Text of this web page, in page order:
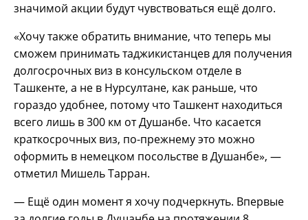
значимой акции будут чувствоваться ещё долго.
«Хочу также обратить внимание, что теперь мы
сможем принимать таджикистанцев для получения
долгосрочных виз в консульском отделе в
Ташкенте, а не в Нурсултане, как раньше, что
гораздо удобнее, потому что Ташкент находиться
всего лишь в 300 км от Душанбе. Что касается
краткосрочных виз, по-прежнему это можно
оформить в немецком посольстве в Душанбе», —
отметил Мишель Тарран.
— Ещё один момент я хочу подчеркнуть. Впервые